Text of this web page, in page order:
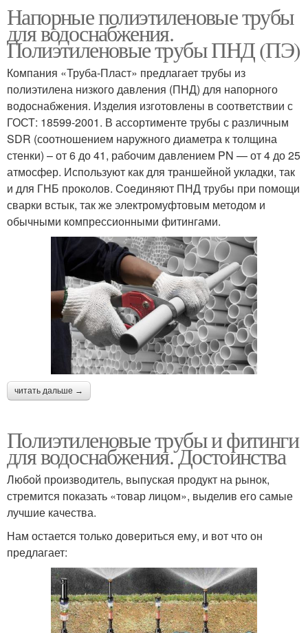
Напорные полиэтиленовые трубы
для водоснабжения.
Полиэтиленовые трубы ПНД (ПЭ)
Компания «Труба-Пласт» предлагает трубы из
полиэтилена низкого давления (ПНД) для напорного
водоснабжения. Изделия изготовлены в соответствии с
ГОСТ: 18599-2001. В ассортименте трубы с различным
SDR (соотношением наружного диаметра к толщина
стенки) – от 6 до 41, рабочим давлением PN — от 4 до 25
атмосфер. Используют как для траншейной укладки, так
и для ГНБ проколов. Соединяют ПНД трубы при помощи
сварки встык, так же электромуфтовым методом и
обычными компрессионными фитингами.
читать дальше →
Полиэтиленовые трубы и фитинги
для водоснабжения. Достоинства
Любой производитель, выпуская продукт на рынок,
стремится показать «товар лицом», выделив его самые
лучшие качества.
Нам остается только довериться ему, и вот что он
предлагает: